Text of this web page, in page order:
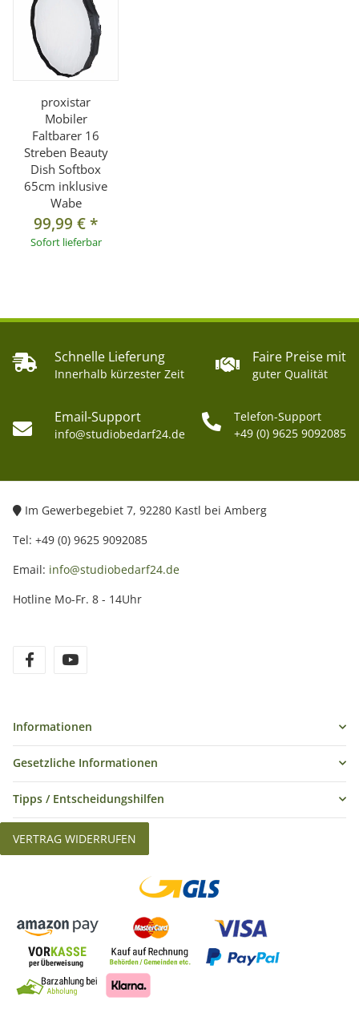
proxistar
Mobiler
Faltbarer 16
Streben Beauty
Dish Softbox
65cm inklusive
Wabe
99,99 €*
Sofort lieferbar
Schnelle Lieferung
Innerhalb kürzester Zeit
Faire Preise mit
guter Qualität
Email-Support
info@studiobedarf24.de
Telefon-Support
+49 (0) 9625 9092085
Im Gewerbegebiet 7, 92280 Kastl bei Amberg
Tel: +49 (0) 9625 9092085
Email: info@studiobedarf24.de
Hotline Mo-Fr. 8 - 14Uhr
Informationen
Gesetzliche Informationen
Tipps / Entscheidungshilfen
VERTRAG WIDERRUFEN